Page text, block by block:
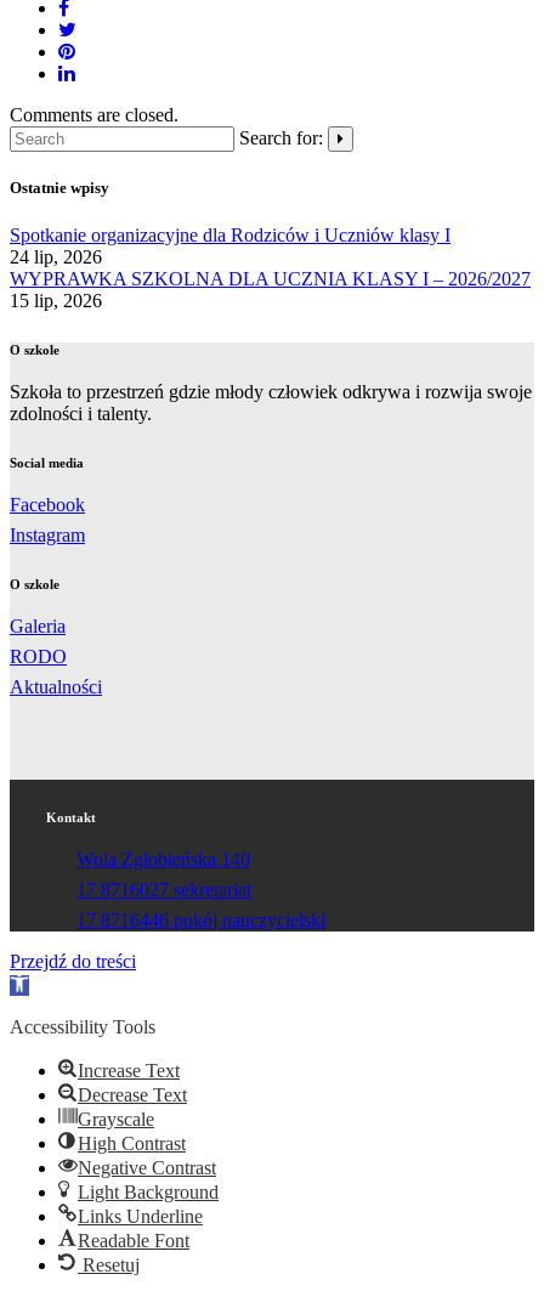
Comments are closed.
Search for:
Ostatnie wpisy
Spotkanie organizacyjne dla Rodziców i Uczniów klasy I
24 lip, 2026
WYPRAWKA SZKOLNA DLA UCZNIA KLASY I – 2026/2027
15 lip, 2026
O szkole
Szkoła to przestrzeń gdzie młody człowiek odkrywa i rozwija swoje
zdolności i talenty.
Social media
Facebook
Instagram
O szkole
Galeria
RODO
Aktualności
Kontakt
Wola Zgłobieńska 140
17 8716027 sekretariat
17 8716446 pokój nauczycielski
Przejdź do treści
Otwórz
narzędzi
Accessibility Tools
Increase Text
Decrease Text
Grayscale
High Contrast
Negative Contrast
Light Background
Links Underline
Readable Font
Resetuj